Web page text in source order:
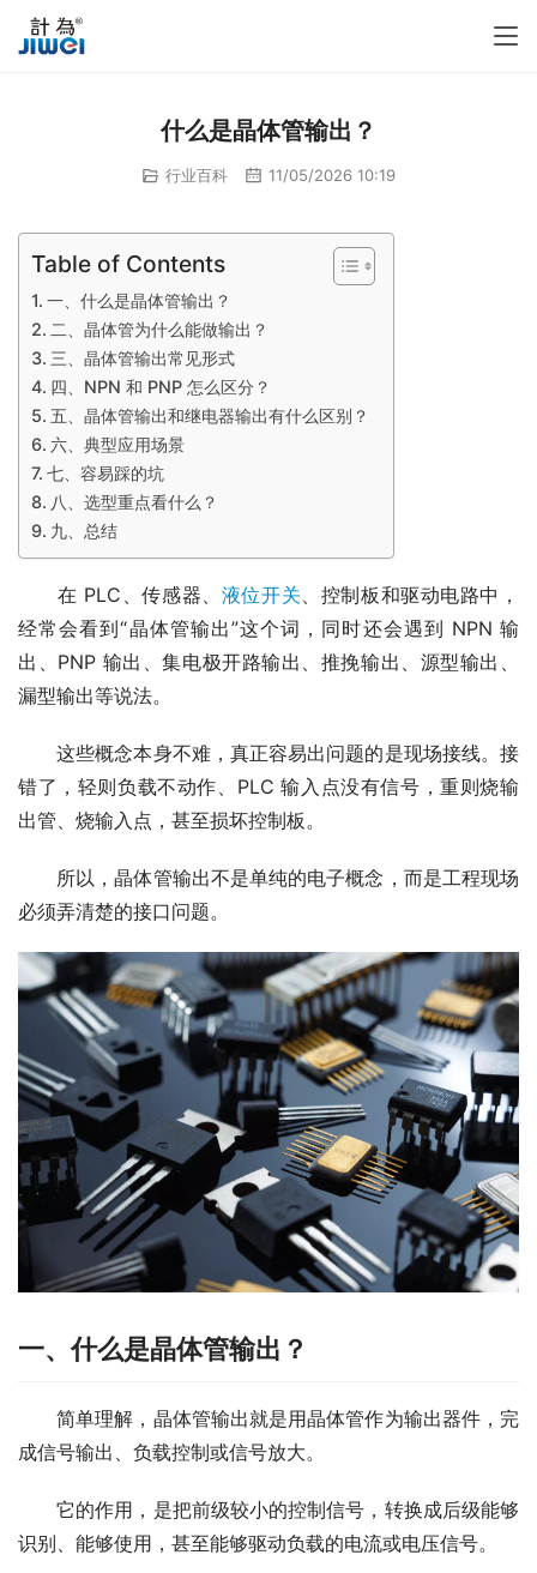
什么是晶体管输出？
行业百科 11/05/2026 10:19
Table of Contents
一、什么是晶体管输出？
二、晶体管为什么能做输出？
三、晶体管输出常见形式
四、NPN 和 PNP 怎么区分？
五、晶体管输出和继电器输出有什么区别？
六、典型应用场景
七、容易踩的坑
八、选型重点看什么？
九、总结
在 PLC、传感器、 液位开关、控制板和驱动电路中，
经常会看到“晶体管输出”这个词，同时还会遇到 NPN 输
出、PNP 输出、集电极开路输出、推挽输出、源型输出、
漏型输出等说法。
这些概念本身不难，真正容易出问题的是现场接线。接
错了，轻则负载不动作、PLC 输入点没有信号，重则烧输
出管、烧输入点，甚至损坏控制板。
所以，晶体管输出不是单纯的电子概念，而是工程现场
必须弄清楚的接口问题。
一、什么是晶体管输出？
简单理解，晶体管输出就是用晶体管作为输出器件，完
成信号输出、负载控制或信号放大。
它的作用，是把前级较小的控制信号，转换成后级能够
识别、能够使用，甚至能够驱动负载的电流或电压信号。